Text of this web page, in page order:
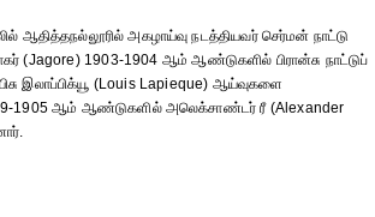
ஆதித்தநல்லூரில் அகழாய்வு நடத்தியவர் செர்மன் நாட்டு
(Jagore) 1903-1904 ஆம் ஆண்டுகளில் பிரான்சு நாட்டுப்
இலாப்பிக்யூ (Louis Lapieque) ஆய்வுகளை
1905 ஆம் ஆண்டுகளில் அலெக்சாண்டர் ரீ (Alexander